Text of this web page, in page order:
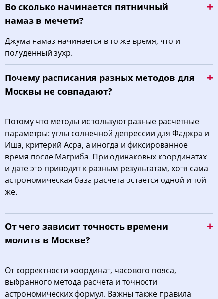
Во сколько начинается пятничный
намаз в мечети?
Джума намаз начинается в то же время, что и
полуденный зухр.
Почему расписания разных методов для
Москвы не совпадают?
Потому что методы используют разные расчетные
параметры: углы солнечной депрессии для Фаджра и
Иша, критерий Асра, а иногда и фиксированное
время после Магриба. При одинаковых координатах
и дате это приводит к разным результатам, хотя сама
астрономическая база расчета остается одной и той
же.
От чего зависит точность времени
молитв в Москве?
От корректности координат, часового пояса,
выбранного метода расчета и точности
астрономических формул. Важны также правила